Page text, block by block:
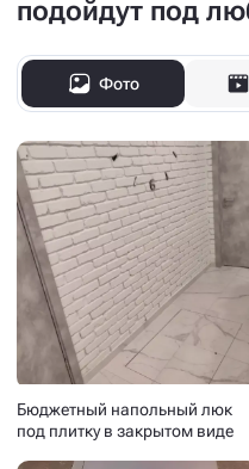
подойдут под
Фото
Бюджетный напольный люк
под плитку в закрытом виде